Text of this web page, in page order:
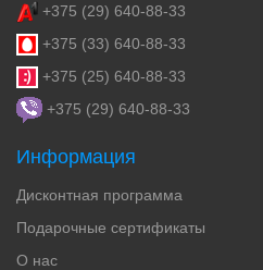
+375 (29) 640-88-33
+375 (33) 640-88-33
+375 (25) 640-88-33
+375 (29) 640-88-33
Информация
Дисконтная программа
Подарочные сертификаты
О нас